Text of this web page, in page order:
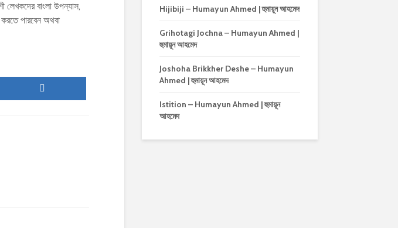
বাংলা উপন্যাস,
পারবেন অথবা
Hijibiji – Humayun Ahmed | হুমায়ূন আহমেদ
Grihotagi Jochna – Humayun Ahmed |
হুমায়ূন আহমেদ
Joshoha Brikkher Deshe – Humayun
Ahmed | হুমায়ূন আহমেদ
Istition – Humayun Ahmed | হুমায়ূন
আহমেদ